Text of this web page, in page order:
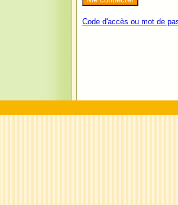
Code d'accès ou mot de